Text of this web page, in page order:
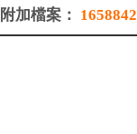
附加檔案：